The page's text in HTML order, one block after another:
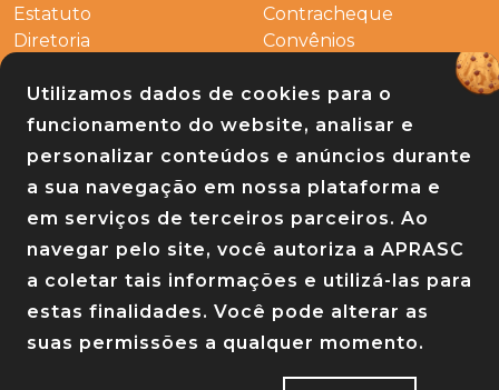
Utilizamos dados de cookies para o
funcionamento do website, analisar e
personalizar conteúdos e anúncios durante
a sua navegação em nossa plataforma e
em serviços de terceiros parceiros. Ao
navegar pelo site, você autoriza a APRASC
a coletar tais informações e utilizá-las para
estas finalidades. Você pode alterar as
suas permissões a qualquer momento.
Estatuto
Diretoria
Contracheque
Convênios
Outros
Entre em contato
Links
Baixe nosso app